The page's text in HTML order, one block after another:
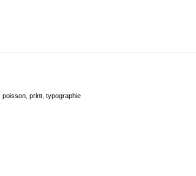
poisson, print, typographie